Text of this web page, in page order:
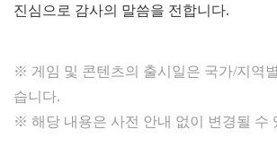
진심으로 감사의 말씀을 전합니다.
※ 게임 및 콘텐츠의 출시일은 국가/지역
습니다.
※ 해당 내용은 사전 안내 없이 변경될 수